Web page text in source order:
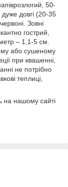
50-
довгі (20-35
Зовні
гострий,
– 1,1-5 см.
або сушеному
при квашенні,
не потрібно
теплиці,
на нашому сайті